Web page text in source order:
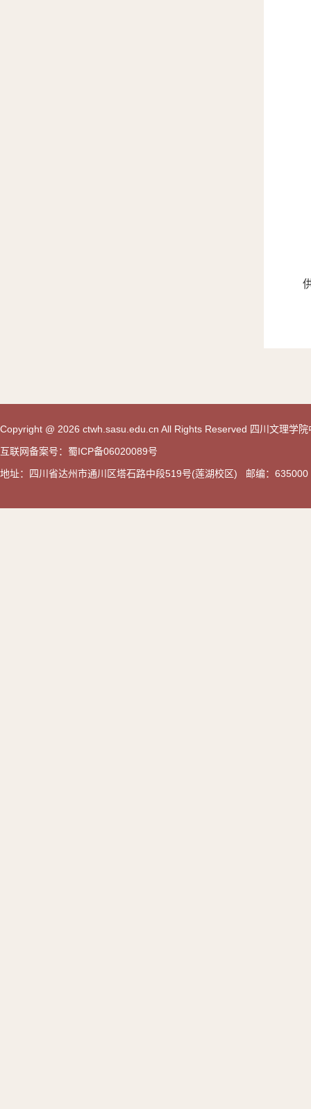
Copyright @ 2026 ctwh.sasu.edu.cn All Rights Reserved 四川文理学
互联网备案号：蜀ICP备06020089号
地址：四川省达州市通川区塔石路中段519号(莲湖校区) 邮编：